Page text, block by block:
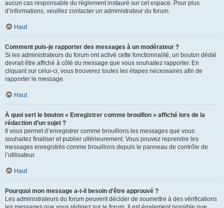
aucun cas responsable du règlement instauré sur cet espace. Pour plus
d’informations, veuillez contacter un administrateur du forum.
Haut
Comment puis-je rapporter des messages à un modérateur ?
Si les administrateurs du forum ont activé cette fonctionnalité, un bouton dédié
devrait être affiché à côté du message que vous souhaitez rapporter. En
cliquant sur celui-ci, vous trouverez toutes les étapes nécessaires afin de
rapporter le message.
Haut
À quoi sert le bouton « Enregistrer comme brouillon » affiché lors de la
rédaction d’un sujet ?
Il vous permet d’enregistrer comme brouillons les messages que vous
souhaitez finaliser et publier ultérieurement. Vous pouvez reprendre les
messages enregistrés comme brouillons depuis le panneau de contrôle de
l’utilisateur.
Haut
Pourquoi mon message a-t-il besoin d’être approuvé ?
Les administrateurs du forum peuvent décider de soumettre à des vérifications